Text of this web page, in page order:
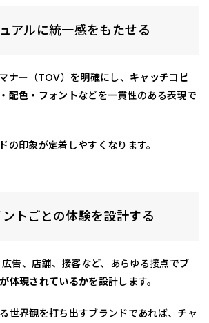
アルに統一感をもたせる
ナー（TOV）を明確にし、 キャッチコピ
配色・フォントなどを一貫性のある表現で
の印象が定着しやすくなります。
トごとの体験を設計する
告、店舗、接客など、あらゆる接点でブ
体現されているかを設計します。
世界観を打ち出すブランドであれば、チャ